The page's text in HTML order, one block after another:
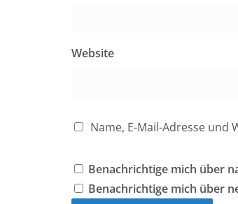
Website
Name, E-Mail-Adresse
Benachrichtige mich über
Benachrichtige mich über